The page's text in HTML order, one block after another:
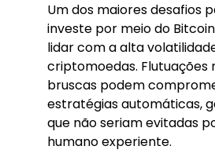
Um dos maiores desafios
investe por meio do
lidar com a alta
criptomoedas. Flutuações
bruscas podem
estratégias automáticas,
que não seriam evitadas
humano experiente.